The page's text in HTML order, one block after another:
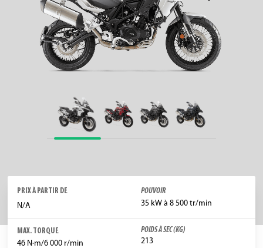
PRIX À PARTIR DE
N/A
POUVOIR
35 kW à 8 500 tr/min
MAX. TORQUE
46 N·m/6 000 r/min
POIDS À SEC (KG)
213